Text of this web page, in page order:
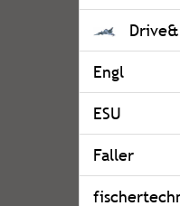
Engl
ESU
Faller